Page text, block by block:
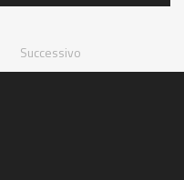
Successivo